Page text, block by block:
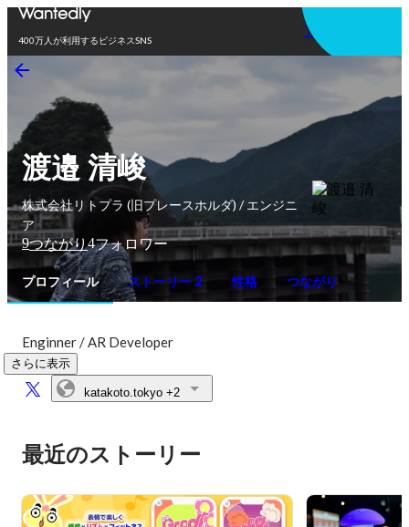
400万人が利用するビジネスSNS
アプリを使う
渡邉 清峻
株式会社リトプラ (旧プレースホルダ) / エンジニ
ア
9つながり4フォロワー
プロフィール ストーリー 2 性格 つながり
Enginner / AR Developer
さらに表示
katakoto.tokyo +2
最近のストーリー